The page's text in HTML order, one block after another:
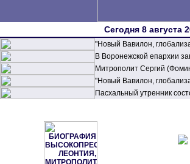
Сегодня 8 августа
"Новый Вавилон,
В Воронежской епархии
Митрополит Сергий
"Новый Вавилон,
Пасхальный утренник